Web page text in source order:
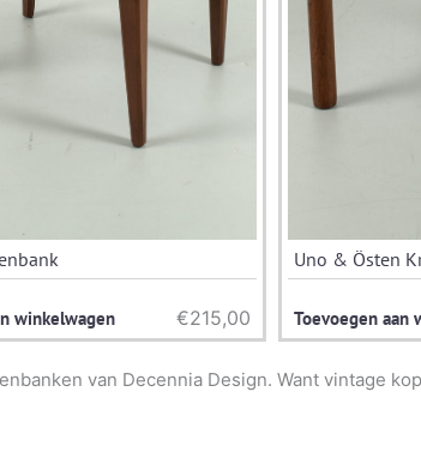
winkelwagen €215,00
Uno & Östen
Toevoegen aan
van Decennia Design. Want vintage